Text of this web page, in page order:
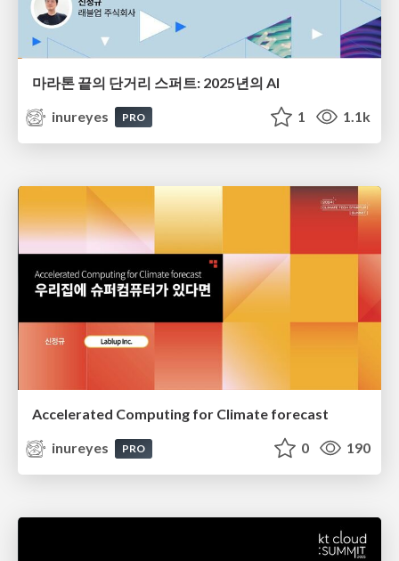
마라톤 끝의 단거리 스퍼트: 2025년의 AI
inureyes
PRO 1 1.1k
Accelerated Computing for Climate forecast
inureyes
PRO 0 190